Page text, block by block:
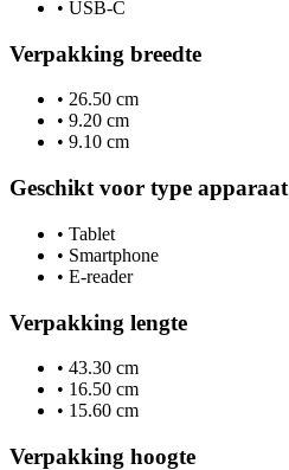
• USB-C
Verpakking breedte
• 26.50 cm
• 9.20 cm
• 9.10 cm
Geschikt voor type apparaat
• Tablet
• Smartphone
• E-reader
Verpakking lengte
• 43.30 cm
• 16.50 cm
• 15.60 cm
Verpakking hoogte